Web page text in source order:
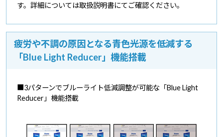
す。詳細については取扱説明書にてご確認ください。
疲労や不調の原因となる青色光源を低減する
「Blue Light Reducer」機能搭載
■3パターンでブルーライト低減調整が可能な「Blue Light
Reducer」機能搭載